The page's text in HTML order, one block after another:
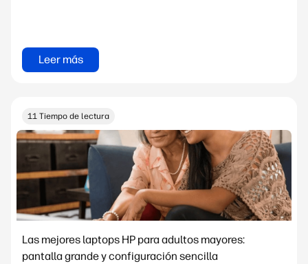
Leer más
11 Tiempo de lectura
Las mejores laptops HP para adultos mayores:
pantalla grande y configuración sencilla